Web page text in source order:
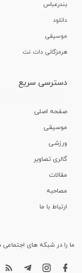
بندرعباس
دانلود
موسیقی
هرمزگانی دات نت
دسترسی سریع
صفحه اصلی
موسیقی
ورزشی
گالری تصاویر
مقالات
مصاحبه
ارتباط با ما
ما را در شبکه های اجتماعی